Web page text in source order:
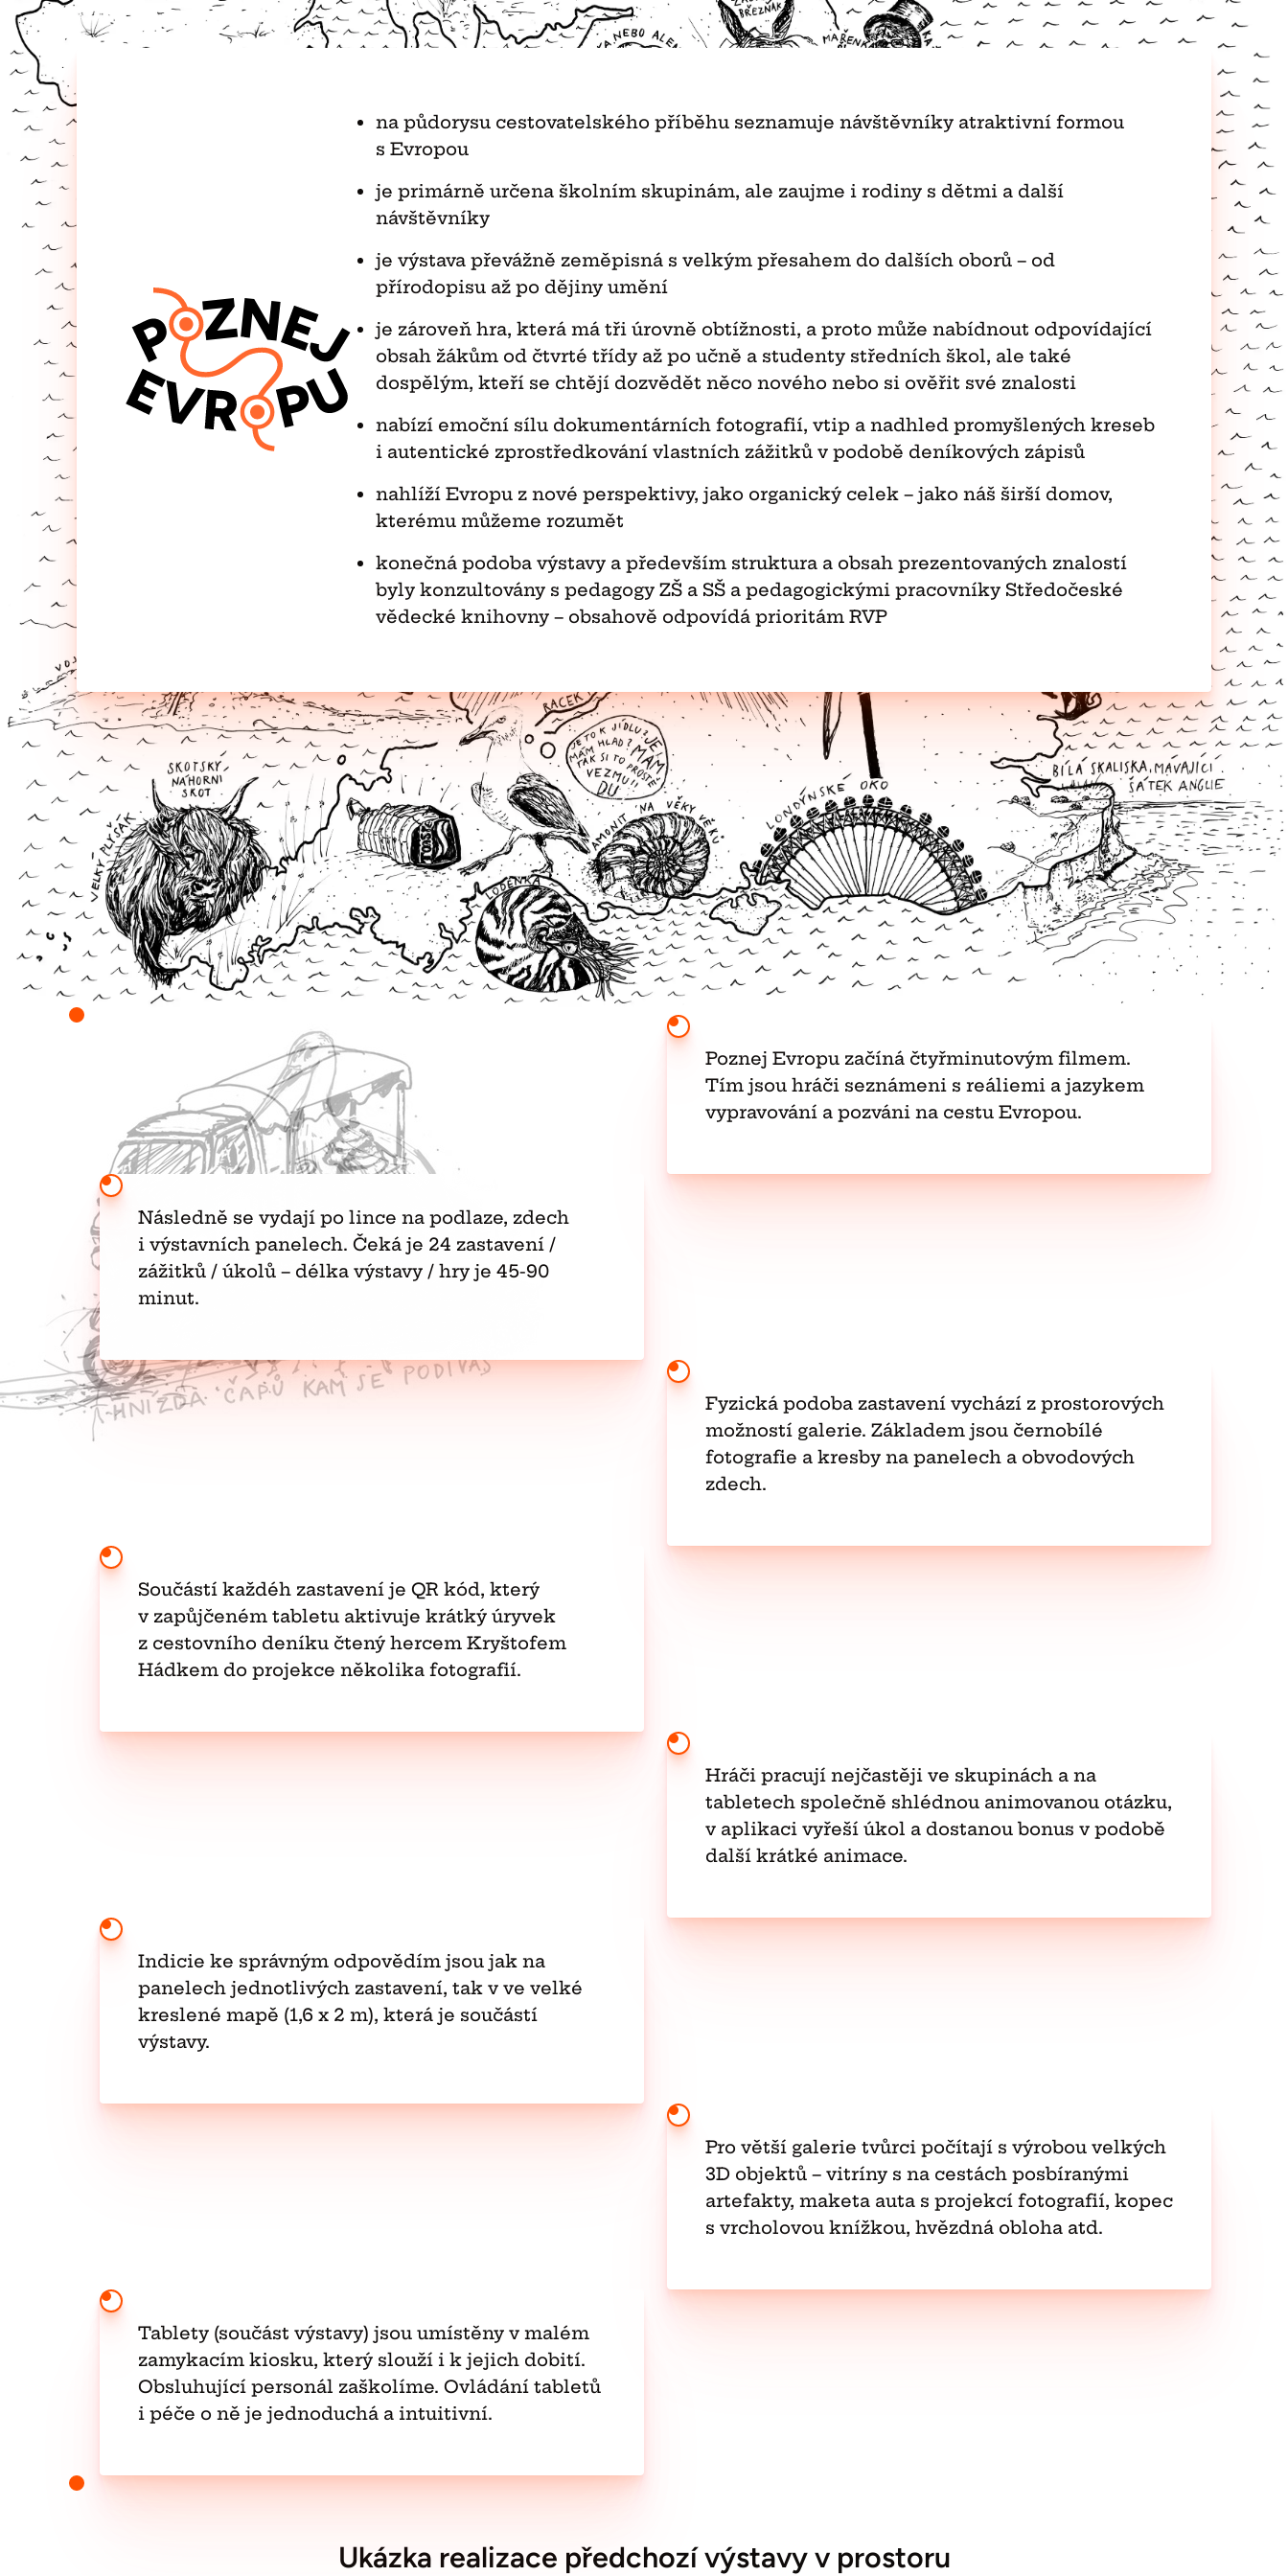
na půdorysu cestovatelského příběhu seznamuje návštěvníky atraktivní formou
s Evropou
je primárně určena školním skupinám, ale zaujme i rodiny s dětmi a další
návštěvníky
je výstava převážně zeměpisná s velkým přesahem do dalších oborů – od
přírodopisu až po dějiny umění
je zároveň hra, která má tři úrovně obtížnosti, a proto může nabídnout odpovídající
obsah žákům od čtvrté třídy až po učně a studenty středních škol, ale také
dospělým, kteří se chtějí dozvědět něco nového nebo si ověřit své znalosti
nabízí emoční sílu dokumentárních fotografií, vtip a nadhled promyšlených kreseb
i autentické zprostředkování vlastních zážitků v podobě deníkových zápisů
nahlíží Evropu z nové perspektivy, jako organický celek – jako náš širší domov,
kterému můžeme rozumět
konečná podoba výstavy a především struktura a obsah prezentovaných znalostí
byly konzultovány s pedagogy ZŠ a SŠ a pedagogickými pracovníky Středočeské
vědecké knihovny – obsahově odpovídá prioritám RVP
Poznej Evropu začíná čtyřminutovým filmem.
Tím jsou hráči seznámeni s reáliemi a jazykem
vypravování a pozváni na cestu Evropou.
Následně se vydají po lince na podlaze, zdech
i výstavních panelech. Čeká je 24 zastavení /
zážitků / úkolů – délka výstavy / hry je 45-90
minut.
Fyzická podoba zastavení vychází z prostorových
možností galerie. Základem jsou černobílé
fotografie a kresby na panelech a obvodových
zdech.
Součástí každéh zastavení je QR kód, který
v zapůjčeném tabletu aktivuje krátký úryvek
z cestovního deníku čtený hercem Kryštofem
Hádkem do projekce několika fotografií.
Hráči pracují nejčastěji ve skupinách a na
tabletech společně shlédnou animovanou otázku,
v aplikaci vyřeší úkol a dostanou bonus v podobě
další krátké animace.
Indicie ke správným odpovědím jsou jak na
panelech jednotlivých zastavení, tak v ve velké
kreslené mapě (1,6 x 2 m), která je součástí
výstavy.
Pro větší galerie tvůrci počítají s výrobou velkých
3D objektů – vitríny s na cestách posbíranými
artefakty, maketa auta s projekcí fotografií, kopec
s vrcholovou knížkou, hvězdná obloha atd.
Tablety (součást výstavy) jsou umístěny v malém
zamykacím kiosku, který slouží i k jejich dobití.
Obsluhující personál zaškolíme. Ovládání tabletů
i péče o ně je jednoduchá a intuitivní.
Ukázka realizace předchozí výstavy v prostoru